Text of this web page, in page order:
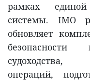
рамках
системы. IMO
обновляет
безопасности
судоходства,
операций,